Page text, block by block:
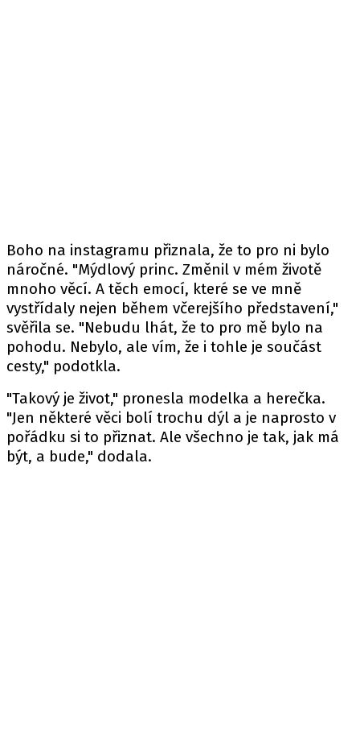
Boho na instagramu přiznala, že to pro ni bylo
náročné. "Mýdlový princ. Změnil v mém životě
mnoho věcí. A těch emocí, které se ve mně
vystřídaly nejen během včerejšího představení,"
svěřila se. "Nebudu lhát, že to pro mě bylo na
pohodu. Nebylo, ale vím, že i tohle je součást
cesty," podotkla.
"Takový je život," pronesla modelka a herečka.
"Jen některé věci bolí trochu dýl a je naprosto v
pořádku si to přiznat. Ale všechno je tak, jak má
být, a bude," dodala.